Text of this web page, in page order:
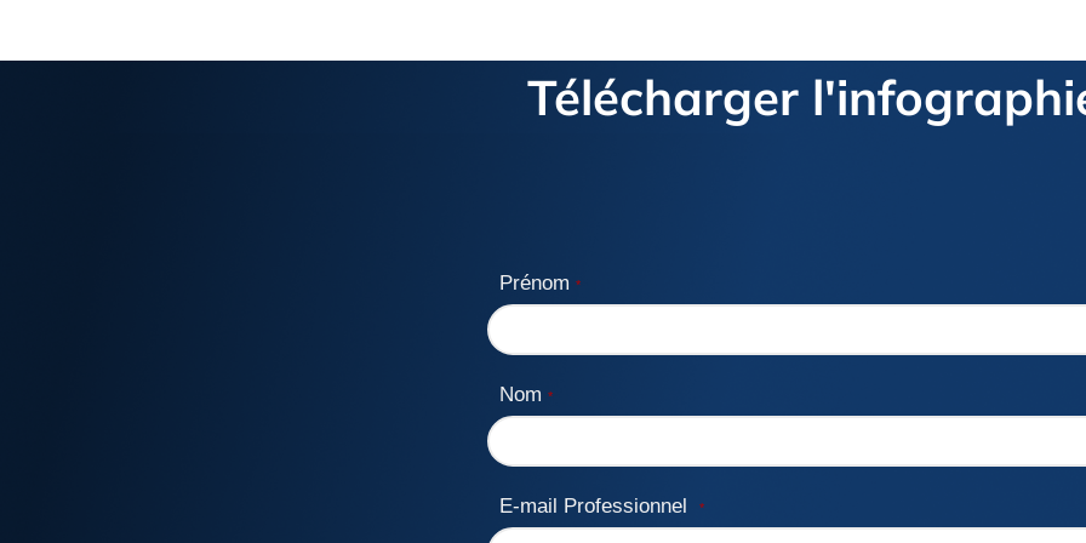
Télécharger
Prénom *
Nom *
E-mail Professionnel *